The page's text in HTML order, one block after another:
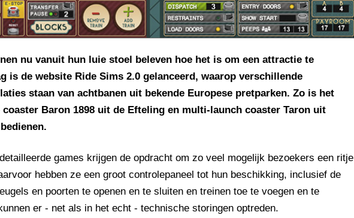
nu vanuit hun luie stoel beleven hoe het is om een attractie te
is de website Ride Sims 2.0 gelanceerd, waarop verschillende
staan van achtbanen uit bekende Europese pretparken. Zo is het
Baron 1898 uit de Efteling en multi-launch coaster Taron uit
games krijgen de opdracht om zo veel mogelijk bezoekers een ritje
hebben ze een groot controlepaneel tot hun beschikking, inclusief de
en poorten te openen en te sluiten en treinen toe te voegen en te
er - net als in het echt - technische storingen optreden.